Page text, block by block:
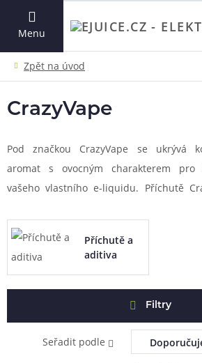
Menu
VYHLEDAT
CrazyVape
Pod značkou CrazyVape se ukrývá
aromat s ovocným charakterem pro
vašeho vlastního e-liquidu. Příchutě
nejchutnější požitek z vapování.
posouvá kupředu a dokáže roztančit
Příchutě a
aditiva
Filtry
Seřadit podle